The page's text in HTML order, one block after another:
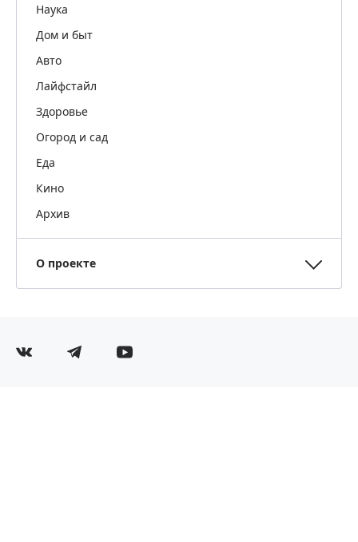
Наука
Дом и быт
Авто
Лайфстайл
Здоровье
Огород и сад
Еда
Кино
Архив
О проекте